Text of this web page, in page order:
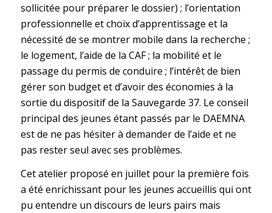
sollicitée pour préparer le dossier) ; l’orientation
professionnelle et choix d’apprentissage et la
nécessité de se montrer mobile dans la recherche ;
le logement, l’aide de la CAF ; la mobilité et le
passage du permis de conduire ; l’intérêt de bien
gérer son budget et d’avoir des économies à la
sortie du dispositif de la Sauvegarde 37. Le conseil
principal des jeunes étant passés par le DAEMNA
est de ne pas hésiter à demander de l’aide et ne
pas rester seul avec ses problèmes.
Cet atelier proposé en juillet pour la première fois
a été enrichissant pour les jeunes accueillis qui ont
pu entendre un discours de leurs pairs mais